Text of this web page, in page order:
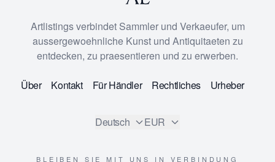
Artlistings verbindet Sammler und Verkaeufer, um
aussergewoehnliche Kunst und Antiquitaeten zu
entdecken, zu praesentieren und zu erwerben.
Über Kontakt Für Händler Rechtliches Urheber
Deutsch EUR
BLEIBEN SIE MIT UNS IN VERBINDUNG